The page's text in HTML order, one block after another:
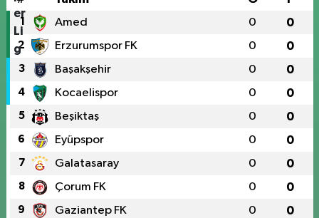
1 Amed 0 0
2 Erzurumspor FK 0 0
3 Başakşehir 0 0
4 Kocaelispor 0 0
5 Beşiktaş 0 0
6 Eyüpspor 0 0
7 Galatasaray 0 0
8 Çorum FK 0 0
9 Gaziantep FK 0 0